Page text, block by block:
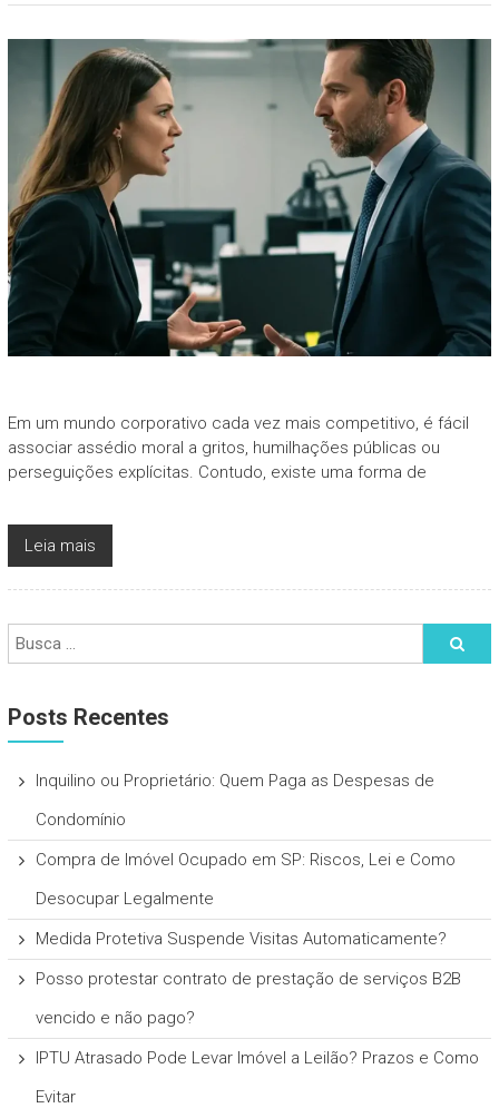
Em um mundo corporativo cada vez mais competitivo, é fácil
associar assédio moral a gritos, humilhações públicas ou
perseguições explícitas. Contudo, existe uma forma de
Leia mais
Posts Recentes
Inquilino ou Proprietário: Quem Paga as Despesas de
Condomínio
Compra de Imóvel Ocupado em SP: Riscos, Lei e Como
Desocupar Legalmente
Medida Protetiva Suspende Visitas Automaticamente?
Posso protestar contrato de prestação de serviços B2B
vencido e não pago?
IPTU Atrasado Pode Levar Imóvel a Leilão? Prazos e Como
Evitar